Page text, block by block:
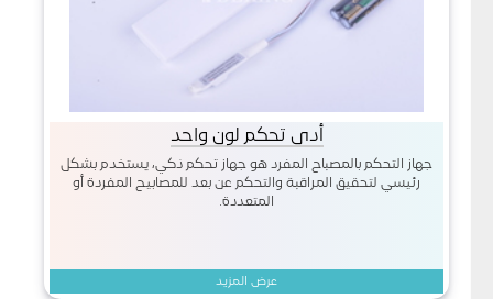
أدى تحكم لون واحد
جهاز التحكم بالمصباح المفرد هو جهاز تحكم ذكي، يستخدم بشكل
رئيسي لتحقيق المراقبة والتحكم عن بعد للمصابيح المفردة أو
المتعددة.
عرض المزيد